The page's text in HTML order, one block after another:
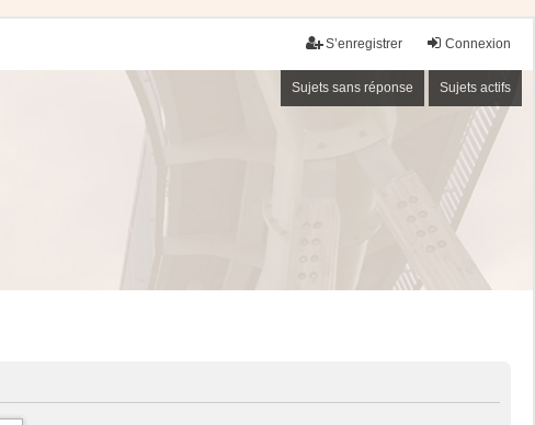
Connexion
S’enregistrer
Sujets sans réponse Sujets actifs